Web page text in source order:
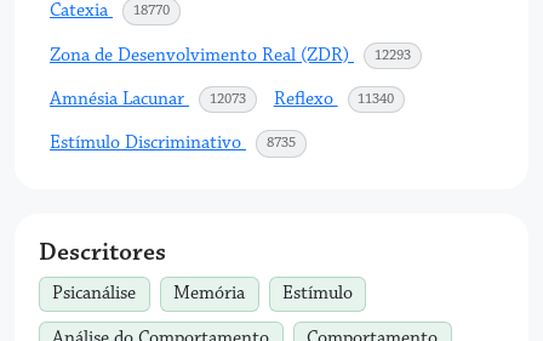
Catexia 18770acessos
Zona de Desenvolvimento Real (ZDR) 12293acessos
Amnésia Lacunar 12073acessosReflexo 11340acessos
Estímulo Discriminativo 8735acessos
Descritores
Psicanálise Memória
Estímulo